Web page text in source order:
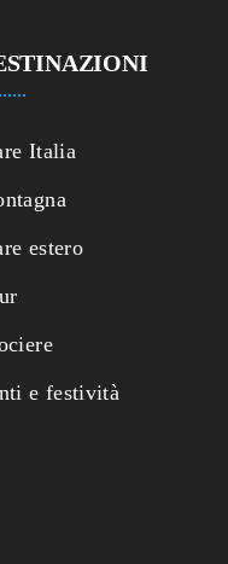
Italia
estero
e festività